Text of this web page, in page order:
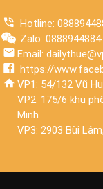
Hotline:
Zalo: 0888944884
Email:
https://
VP1: 54/132 Vũ
VP2: 175/6 khu
Minh.
VP3: 2903 Bùi